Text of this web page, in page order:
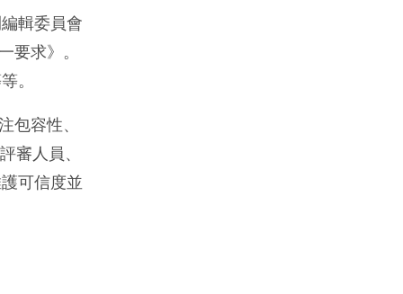
輯委員會
要求》。
。
包容性、
審人員、
可信度並